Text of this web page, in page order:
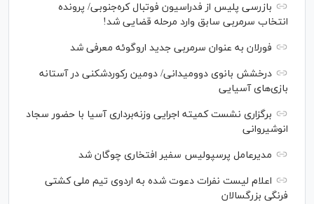
بازرسی پلیس از فدراسیون فوتبال کره‌جنوبی/ پرونده
انتخاب سرمربی سابق وارد مرحله قضایی شد!
فورلان به عنوان سرمربی جدید اروگوئه معرفی شد
درخشش بانوی دوومیدانی/ دومین رکوردشکنی در آستانه
بازی‌های آسیایی
برگزاری نشست کمیته اجرایی وزنه‌برداری آسیا با حضور سجاد
انوشیروانی
مدیرعامل پرسپولیس سفیر افتخاری چوگان شد
اعلام لیست نفرات دعوت شده به اردوی تیم ملی کشتی
فرنگی بزرگسالان